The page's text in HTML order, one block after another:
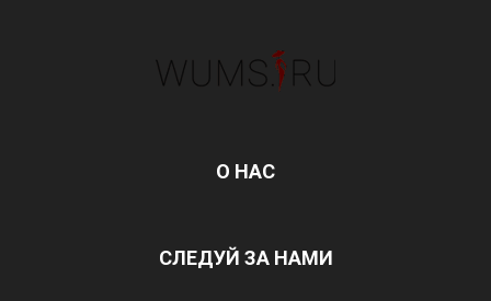
О НАС
СЛЕДУЙ ЗА НАМИ